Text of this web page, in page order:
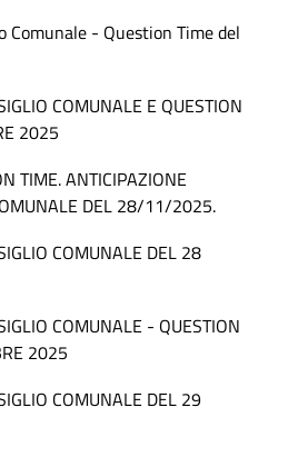
Comunale - Question Time del
COMUNALE E QUESTION
2025
TIME. ANTICIPAZIONE
DEL 28/11/2025.
COMUNALE DEL 28
COMUNALE - QUESTION
2025
COMUNALE DEL 29